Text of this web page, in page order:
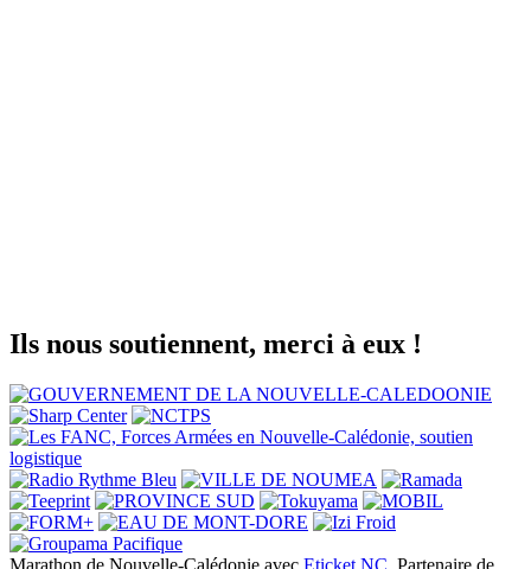
Ils nous soutiennent, merci à eux !